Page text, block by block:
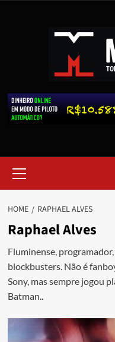
HOME RAPHAEL ALVES
Raphael Alves
Fluminense,
blockbusters. Não é
Sony, mas sempre jogou
Batman..